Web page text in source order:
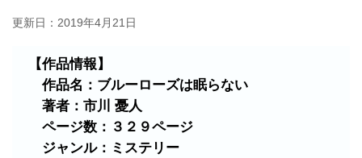
更新日： 2019年4月21日
【作品情報】
作品名：ブルーローズは眠らない
著者：市川 憂人
ページ数：３２９ページ
ジャンル：ミステリー